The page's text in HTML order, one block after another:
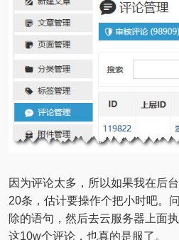
因为评论太多，所以如果我在后
20条，估计要操作个把小时吧。
除的语句，然后去云服务器上面
这10w个评论，也真的是服了。